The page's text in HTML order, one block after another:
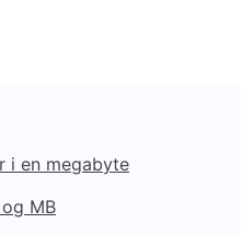
i en megabyte
MB